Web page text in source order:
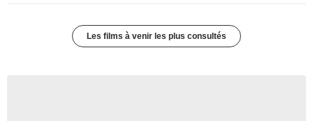
Les films à venir les plus consultés